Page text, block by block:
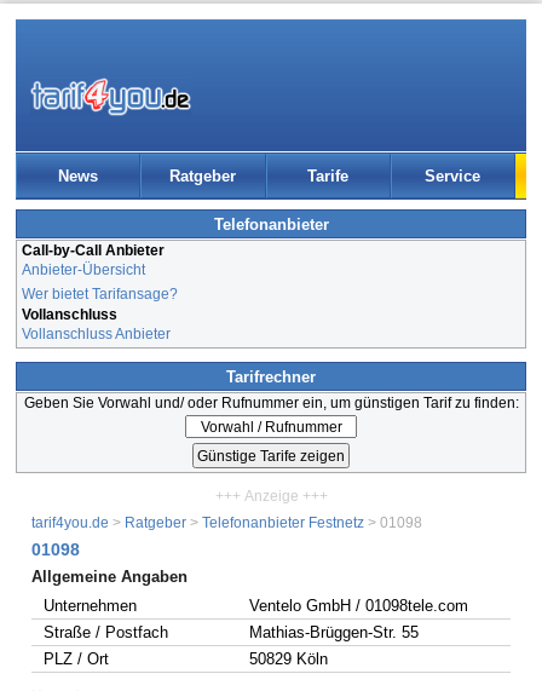
News Ratgeber Tarife Service
Telefonanbieter
Call-by-Call Anbieter
Anbieter-Übersicht
Wer bietet Tarifansage?
Vollanschluss
Vollanschluss Anbieter
Tarifrechner
Geben Sie Vorwahl und/ oder Rufnummer ein, um günstigen Tarif zu finden:
+++ Anzeige +++
tarif4you.de > Ratgeber > Telefonanbieter Festnetz > 01098
01098
Allgemeine Angaben
Unternehmen
Ventelo GmbH / 01098tele.com
Straße / Postfach
Mathias-Brüggen-Str. 55
PLZ / Ort
50829 Köln